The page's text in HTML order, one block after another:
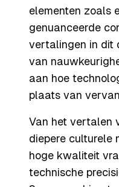
elementen zoals
genuanceerde
vertalingen in dit
van
aan hoe
plaats van
Van het vertalen
diepere culturele
hoge kwaliteit
technische